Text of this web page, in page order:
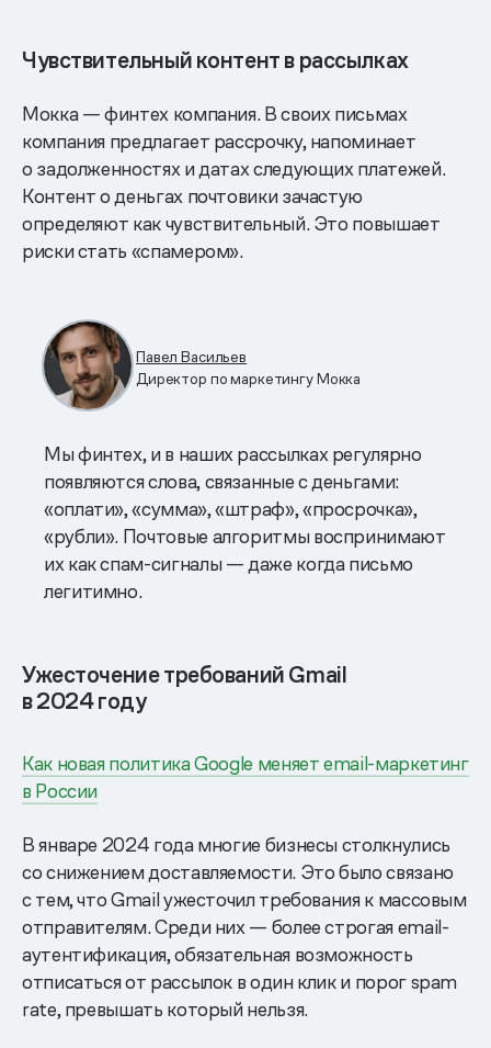
Чувствительный контент в рассылках
Мокка — финтех компания. В своих письмах
компания предлагает рассрочку, напоминает
о задолженностях и датах следующих платежей.
Контент о деньгах почтовики зачастую
определяют как чувствительный. Это повышает
риски стать «спамером».
Павел Васильев
Директор по маркетингу Мокка
Мы финтех, и в наших рассылках регулярно
появляются слова, связанные с деньгами:
«оплати», «сумма», «штраф», «просрочка»,
«рубли». Почтовые алгоритмы воспринимают
их как спам-сигналы — даже когда письмо
легитимно.
Ужесточение требований Gmail
в 2024 году
Как новая политика Google меняет email-маркетинг
в России
В январе 2024 года многие бизнесы столкнулись
со снижением доставляемости. Это было связано
с тем, что Gmail ужесточил требования к массовым
отправителям. Среди них — более строгая email-
аутентификация, обязательная возможность
отписаться от рассылок в один клик и порог spam
rate, превышать который нельзя.